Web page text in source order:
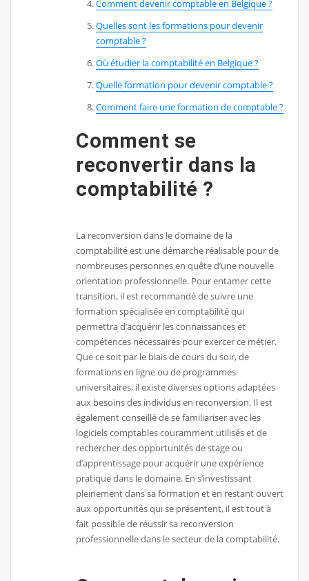
Comment devenir comptable en Belgique ?
Quelles sont les formations pour devenir
comptable ?
Où étudier la comptabilité en Belgique ?
Quelle formation pour devenir comptable ?
Comment faire une formation de comptable ?
Comment se
reconvertir dans la
comptabilité ?
La reconversion dans le domaine de la
comptabilité est une démarche réalisable pour de
nombreuses personnes en quête d’une nouvelle
orientation professionnelle. Pour entamer cette
transition, il est recommandé de suivre une
formation spécialisée en comptabilité qui
permettra d’acquérir les connaissances et
compétences nécessaires pour exercer ce métier.
Que ce soit par le biais de cours du soir, de
formations en ligne ou de programmes
universitaires, il existe diverses options adaptées
aux besoins des individus en reconversion. Il est
également conseillé de se familiariser avec les
logiciels comptables couramment utilisés et de
rechercher des opportunités de stage ou
d’apprentissage pour acquérir une expérience
pratique dans le domaine. En s’investissant
pleinement dans sa formation et en restant ouvert
aux opportunités qui se présentent, il est tout à
fait possible de réussir sa reconversion
professionnelle dans le secteur de la comptabilité.